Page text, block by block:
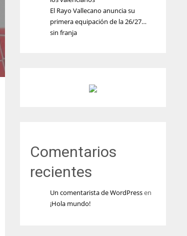
El Rayo Vallecano anuncia su
primera equipación de la 26/27…
sin franja
Comentarios
recientes
Un comentarista de WordPressen
¡Hola mundo!